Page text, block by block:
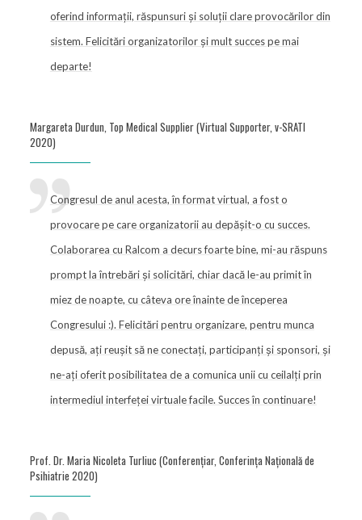
oferind informații, răspunsuri și soluții clare provocărilor din
sistem. Felicitări organizatorilor și mult succes pe mai
departe!
Margareta Durdun, Top Medical Supplier (Virtual Supporter, v-SRATI
2020)
Congresul de anul acesta, în format virtual, a fost o
provocare pe care organizatorii au depășit-o cu succes.
Colaborarea cu Ralcom a decurs foarte bine, mi-au răspuns
prompt la întrebări și solicitări, chiar dacă le-au primit în
miez de noapte, cu câteva ore înainte de începerea
Congresului :). Felicitări pentru organizare, pentru munca
depusă, ați reușit să ne conectați, participanți și sponsori, și
ne-ați oferit posibilitatea de a comunica unii cu ceilalți prin
intermediul interfeței virtuale facile. Succes în continuare!
Prof. Dr. Maria Nicoleta Turliuc (Conferențiar, Conferința Națională de
Psihiatrie 2020)